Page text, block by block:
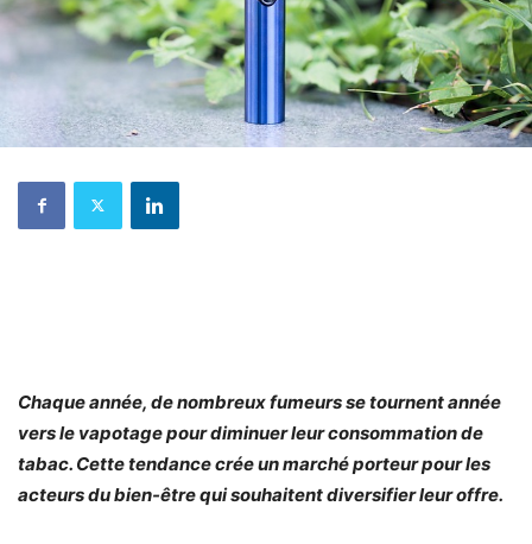
Chaque année, de nombreux fumeurs se tournent année
vers le vapotage pour diminuer leur consommation de
tabac. Cette tendance crée un marché porteur pour les
acteurs du bien-être qui souhaitent diversifier leur offre.